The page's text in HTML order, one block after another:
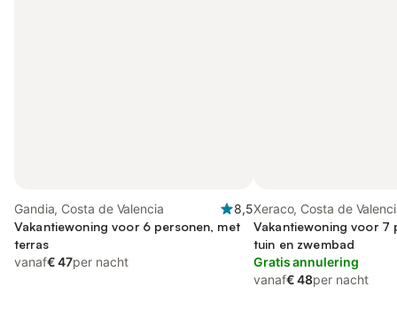
Gandia, Costa de Valencia
8,5
Vakantiewoning voor 6 personen, met
terras
vanaf€ 47per nacht
Xeraco, Costa de
Vakantiewoning voor 7
tuin en zwembad
Gratis annulering
vanaf€ 48per nacht